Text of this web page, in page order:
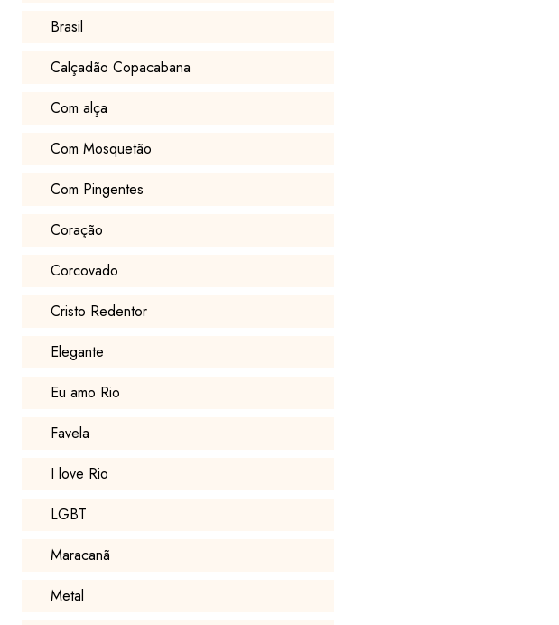
Brasil
Calçadão Copacabana
Com alça
Com Mosquetão
Com Pingentes
Coração
Corcovado
Cristo Redentor
Elegante
Eu amo Rio
Favela
I love Rio
LGBT
Maracanã
Metal